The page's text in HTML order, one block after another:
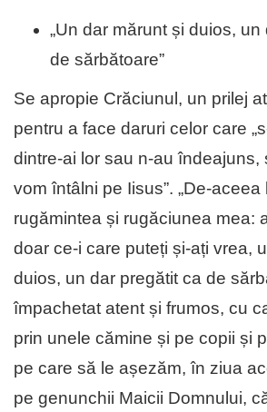
„Un dar mărunt și duios,
de sărbătoare”
Se apropie Crăciunul, un prilej
pentru a face daruri celor care
dintre-ai lor sau n-au îndeajuns,
vom întâlni pe Iisus”. „De-aceea
rugămintea și rugăciunea mea:
doar ce-i care puteți și-ați vrea,
duios, un dar pregătit ca de
împachetat atent și frumos, cu
prin unele cămine și pe copii și
pe care să le așezăm, în ziua
pe genunchii Maicii Domnului,